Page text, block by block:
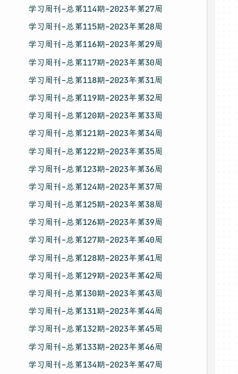
学习周刊-总第114期-2023年第27周
学习周刊-总第115期-2023年第28周
学习周刊-总第116期-2023年第29周
学习周刊-总第117期-2023年第30周
学习周刊-总第118期-2023年第31周
学习周刊-总第119期-2023年第32周
学习周刊-总第120期-2023年第33周
学习周刊-总第121期-2023年第34周
学习周刊-总第122期-2023年第35周
学习周刊-总第123期-2023年第36周
学习周刊-总第124期-2023年第37周
学习周刊-总第125期-2023年第38周
学习周刊-总第126期-2023年第39周
学习周刊-总第127期-2023年第40周
学习周刊-总第128期-2023年第41周
学习周刊-总第129期-2023年第42周
学习周刊-总第130期-2023年第43周
学习周刊-总第131期-2023年第44周
学习周刊-总第132期-2023年第45周
学习周刊-总第133期-2023年第46周
学习周刊-总第134期-2023年第47周